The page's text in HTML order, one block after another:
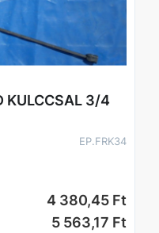
KULCCSAL 3/4
EP.FRK34
4 380,45 Ft
5 563,17 Ft